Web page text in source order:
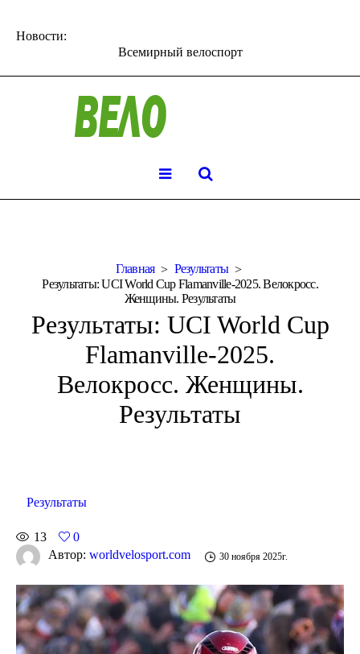
Новости:
Всемирный велоспорт
Главная
Результаты
Результаты: UCI World Cup Flamanville-2025. Велокросс.
Женщины. Результаты
Результаты: UCI World Cup
Flamanville-2025.
Велокросс. Женщины.
Результаты
Результаты
13
0
Автор: worldvelosport.com 30 ноября 2025г.